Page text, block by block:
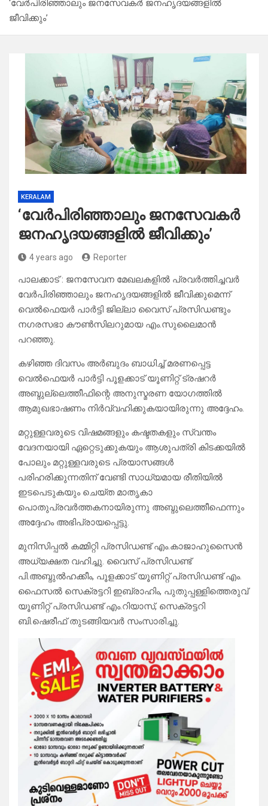
‘വേർപിരിഞ്ഞാലും ജനസേവകർ ജനഹൃദയങ്ങളിൽ
ജീവിക്കും’
KERALAM
‘വേർപിരിഞ്ഞാലും ജനസേവകർ
ജനഹൃദയങ്ങളിൽ ജീവിക്കും’
4 years ago Reporter
പാലക്കാട് : ജനസേവന മേഖലകളിൽ പ്രവർത്തിച്ചവർ
വേർപിരിഞ്ഞാലും ജനഹൃദയങ്ങളിൽ ജീവിക്കുമെന്ന്
വെൽഫെയർ പാർട്ടി ജില്ലാ വൈസ് പ്രസിഡണ്ടും
നഗരസഭാ കൗൺസിലറുമായ എം.സുലൈമാൻ
പറഞ്ഞു.
കഴിഞ്ഞ ദിവസം അർബുദം ബാധിച്ച് മരണപ്പെട്ട
വെൽഫെയർ പാർട്ടി പൂളക്കാട് യൂണിറ്റ് ട്രഷറർ
അബ്ദുല്ലെത്തീഫിന്റെ അനുസ്മരണ യോഗത്തിൽ
ആമുഖഭാഷണം നിർവ്വഹിക്കുകയായിരുന്നു അദ്ദേഹം.
മറ്റുള്ളവരുടെ വിഷമങ്ങളും കഷ്ടതകളും സ്വന്തം
വേദനയായി ഏറ്റെടുക്കുകയും ആശുപത്രി കിടക്കയിൽ
പോലും മറ്റുള്ളവരുടെ പ്രയാസങ്ങൾ
പരിഹരിക്കുന്നതിന് വേണ്ടി സാധ്യമായ രീതിയിൽ
ഇടപെടുകയും ചെയ്ത മാതൃകാ
പൊതുപ്രവർത്തകനായിരുന്നു അബ്ദുലെത്തീഫെന്നും
അദ്ദേഹം അഭിപ്രായപ്പെട്ടു.
മുനിസിപ്പൽ കമ്മിറ്റി പ്രസിഡണ്ട് എം.കാജാഹുസൈൻ
അധ്യക്ഷത വഹിച്ചു. വൈസ് പ്രസിഡണ്ട്
പി.അബ്ദുൽഹക്കീം, പൂളക്കാട് യൂണിറ്റ് പ്രസിഡണ്ട് എം.
ഫൈസൽ സെക്രട്ടറി ഇബ്രാഹിം, പുതുപ്പള്ളിത്തെരുവ്
യൂണിറ്റ് പ്രസിഡണ്ട് എം.റിയാസ്, സെക്രട്ടറി
ബി.ഷെരീഫ് തുടങ്ങിയവർ സംസാരിച്ചു.